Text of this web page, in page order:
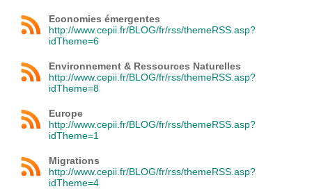
Economies émergentes
http://www.cepii.fr/BLOG/fr/rss/themeRSS.asp?
idTheme=6
Environnement & Ressources Naturelles
http://www.cepii.fr/BLOG/fr/rss/themeRSS.asp?
idTheme=8
Europe
http://www.cepii.fr/BLOG/fr/rss/themeRSS.asp?
idTheme=1
Migrations
http://www.cepii.fr/BLOG/fr/rss/themeRSS.asp?
idTheme=4